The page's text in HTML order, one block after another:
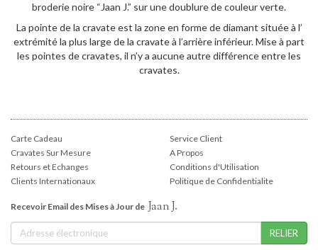
broderie noire “Jaan J.” sur une doublure de couleur verte.
La pointe de la cravate est la zone en forme de diamant située à l’
extrémité la plus large de la cravate à l’arrière inférieur. Mise à part
les pointes de cravates, il n’y a aucune autre différence entre les
cravates.
Carte Cadeau
Cravates Sur Mesure
Retours et Echanges
Clients Internationaux
Service Client
A Propos
Conditions d'Utilisation
Politique de Confidentialite
Recevoir Email des Mises à Jour de Jaan J.